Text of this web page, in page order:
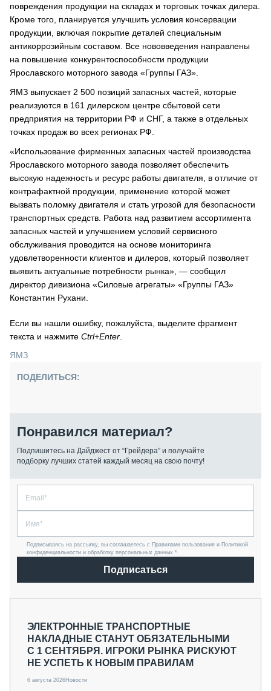
повреждения продукции на складах и торговых точках дилера.
Кроме того, планируется улучшить условия консервации
продукции, включая покрытие деталей специальным
антикоррозийным составом. Все нововведения направлены
на повышение конкурентоспособности продукции
Ярославского моторного завода «Группы ГАЗ».
ЯМЗ выпускает 2 500 позиций запасных частей, которые
реализуются в 161 дилерском центре сбытовой сети
предприятия на территории РФ и СНГ, а также в отдельных
точках продаж во всех регионах РФ.
«Использование фирменных запасных частей производства
Ярославского моторного завода позволяет обеспечить
высокую надежность и ресурс работы двигателя, в отличие от
контрафактной продукции, применение которой может
вызвать поломку двигателя и стать угрозой для безопасности
транспортных средств. Работа над развитием ассортимента
запасных частей и улучшением условий сервисного
обслуживания проводится на основе мониторинга
удовлетворенности клиентов и дилеров, который позволяет
выявить актуальные потребности рынка», — сообщил
директор дивизиона «Силовые агрегаты» «Группы ГАЗ»
Константин Рухани.
Если вы нашли ошибку, пожалуйста, выделите фрагмент
текста и нажмите Ctrl+Enter
ЯМЗ
ПОДЕЛИТЬСЯ:
Понравился материал?
Подпишитесь на Дайджест от “Грейдера” и получайте
подборку лучших статей каждый месяц на свою почту!
Подписываясь на рассылку, вы соглашаетесь с Правилами пользования и Политикой
конфиденциальности и обработку персональных данных *
Подписаться
ЭЛЕКТРОННЫЕ ТРАНСПОРТНЫЕ
НАКЛАДНЫЕ СТАНУТ ОБЯЗАТЕЛЬНЫМИ
С 1 СЕНТЯБРЯ. ИГРОКИ РЫНКА РИСКУЮТ
НЕ УСПЕТЬ К НОВЫМ ПРАВИЛАМ
6 августа 2026Новости